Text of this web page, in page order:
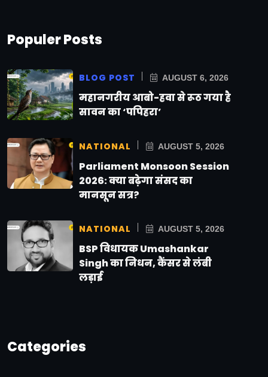
Populer Posts
BLOG POST AUGUST 6, 2026
महानगरीय आबो-हवा से रूठ गया है
सावन का ‘पपिहरा’
NATIONAL AUGUST 5, 2026
Parliament Monsoon Session
2026: क्या बढ़ेगा संसद का
मानसून सत्र?
NATIONAL AUGUST 5, 2026
BSP विधायक Umashankar
Singh का निधन, कैंसर से लंबी
लड़ाई
Categories